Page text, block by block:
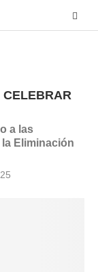
CELEBRAR
a las
Eliminación